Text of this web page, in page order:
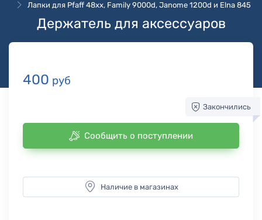
Лапки для Pfaff 48хх, Family 9000d, Janome 1200d и Elna 845
Держатель для аксессуаров
400 руб
Закончились
Сообщить о поступлении
Наличие в магазинах